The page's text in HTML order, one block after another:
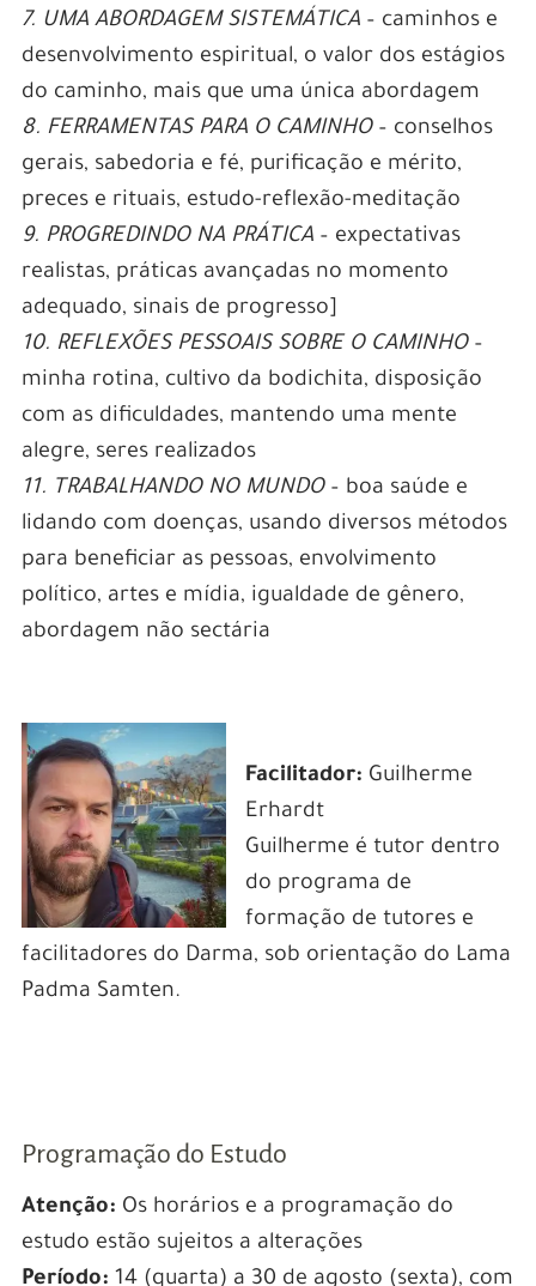
7. UMA ABORDAGEM SISTEMÁTICA– caminhos e
desenvolvimento espiritual, o valor dos estágios
do caminho, mais que uma única abordagem
8. FERRAMENTAS PARA O CAMINHO– conselhos
gerais, sabedoria e fé, purificação e mérito,
preces e rituais, estudo-reflexão-meditação
9. PROGREDINDO NA PRÁTICA– expectativas
realistas, práticas avançadas no momento
adequado, sinais de progresso]
10. REFLEXÕES PESSOAIS SOBRE O CAMINHO–
minha rotina, cultivo da bodichita, disposição
com as dificuldades, mantendo uma mente
alegre, seres realizados
11. TRABALHANDO NO MUNDO– boa saúde e
lidando com doenças, usando diversos métodos
para beneficiar as pessoas, envolvimento
político, artes e mídia, igualdade de gênero,
abordagem não sectária
Facilitador: Guilherme
Erhardt
Guilherme é tutor dentro
do programa de
formação de tutores e
facilitadores do Darma, sob orientação do Lama
Padma Samten.
Programação do Estudo
Atenção: Os horários e a programação do
estudo estão sujeitos a alterações
Período: 14 (quarta) a 30 de agosto (sexta), com